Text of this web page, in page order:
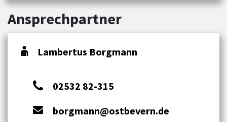
Ansprechpartner
Lambertus Borgmann
02532 82-315
borgmann@ostbevern.de